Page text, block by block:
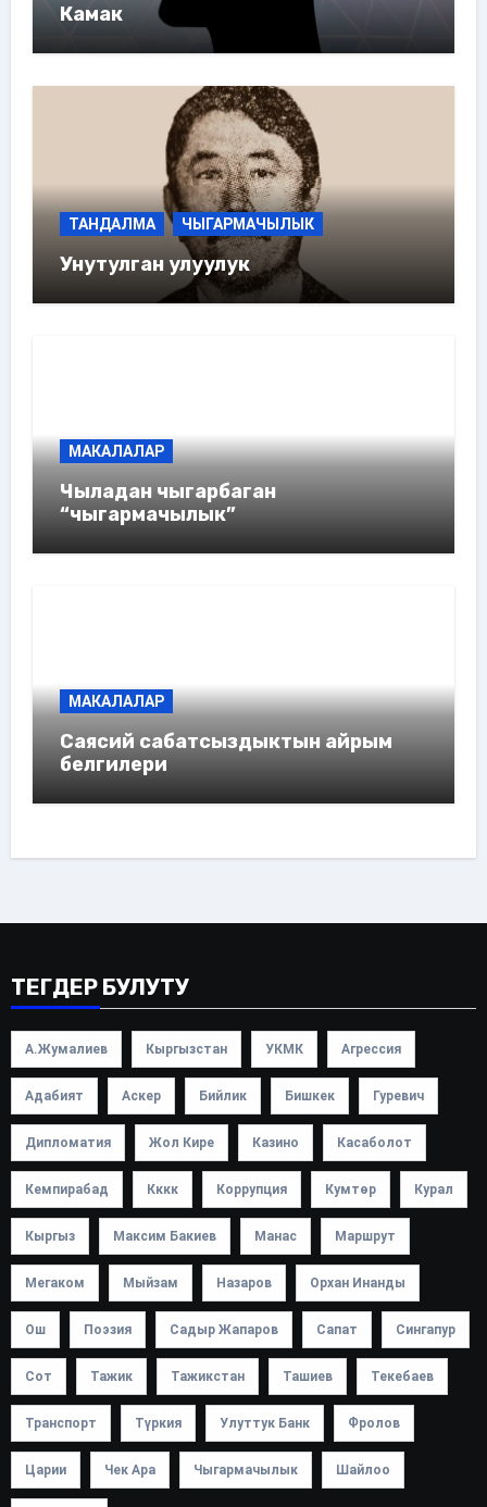
Камак
ТАНДАЛМА ЧЫГАРМАЧЫЛЫК
Унутулган улуулук
МАКАЛАЛАР
Чыладан чыгарбаган
“чыгармачылык”
МАКАЛАЛАР
Саясий сабатсыздыктын айрым
белгилери
ТЕГДЕР БУЛУТУ
А.Жумалиев Кыргызстан УКМК Агрессия
Адабият Аскер Бийлик Бишкек Гуревич
Дипломатия Жол Кире Казино Касаболот
Кемпирабад Кккк Коррупция Кумтөр Курал
Кыргыз Максим Бакиев Манас Маршрут
Мегаком Мыйзам Назаров Орхан Инанды
Ош Поэзия Садыр Жапаров Сапат Сингапур
Сот Тажик Тажикстан Ташиев Текебаев
Транспорт Түркия Улуттук Банк Фролов
Царии Чек Ара Чыгармачылык Шайлоо